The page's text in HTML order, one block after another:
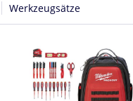
Werkzeugsätze